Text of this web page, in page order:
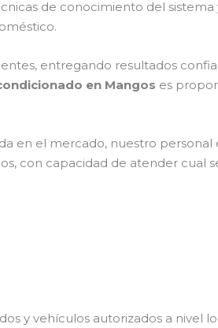
de conocimiento del
entregando resultados
en Mangos es
en el mercado, nuestro personal
con capacidad de atender cual
y vehículos autorizados a nivel